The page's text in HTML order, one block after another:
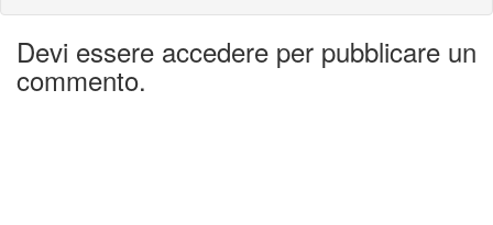
Devi essere accedere per pubblicare un
commento.